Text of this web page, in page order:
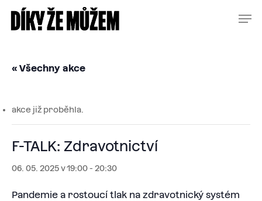
« Všechny akce
akce již proběhla.
F-TALK: Zdravotnictví
06. 05. 2025 v 19:00- 20:30
Pandemie a rostoucí tlak na zdravotnický systém